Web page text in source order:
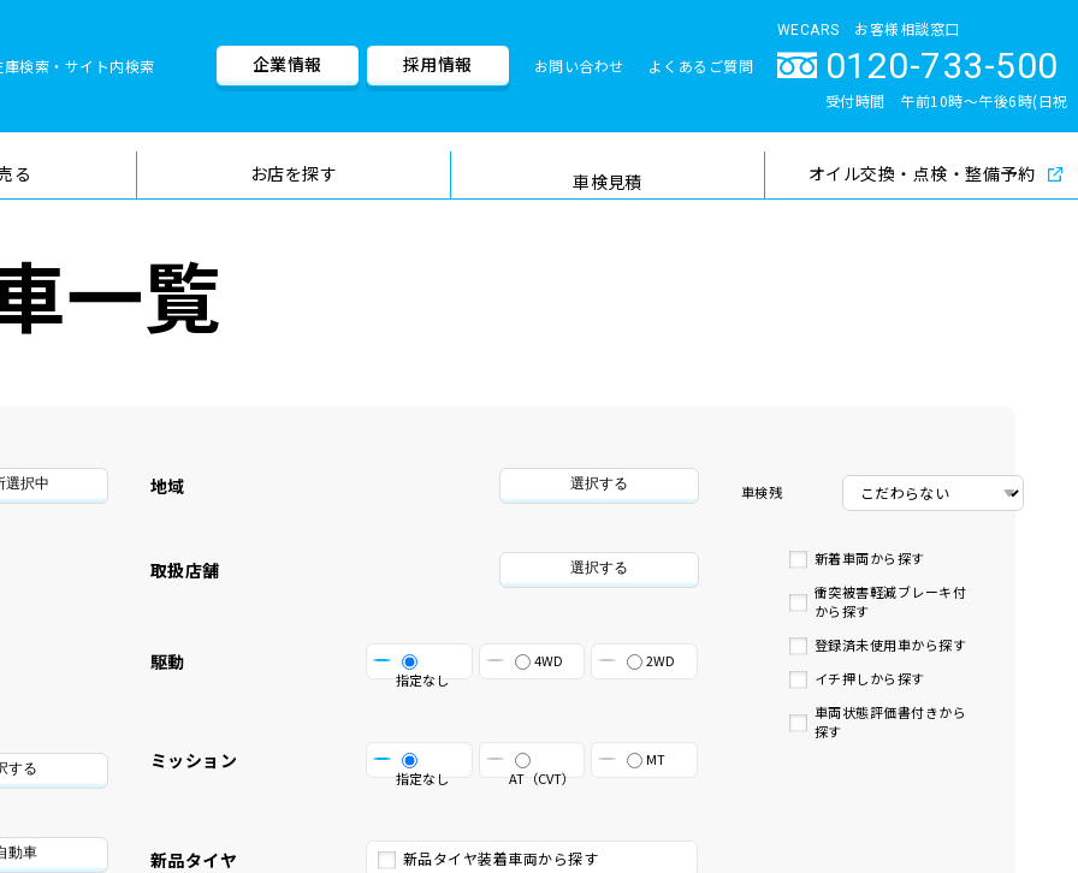
庫検索・サイト内検索
検索
企業情報 採用情報 お問い合わせ よくあるご質問
WECARS お客様相談窓口
0120-733-500
受付時間 午前10時〜午後6時(日祝
る お店を探す 車検見積
車検料金・メニュー 品質管理とサポート体制
オイル交換・点検・整備予約
一覧
選択中
する
動車
地域 選択する
取扱店舗 選択する
駆動
指定なし
4WD 2WD
ミッション
指定なし AT（CVT）
MT
新品タイヤ 新品タイヤ装着車両から探す
車検残
新着車両から探す
衝突被害軽減ブレーキ付
から探す
登録済未使用車から探す
イチ押しから探す
車両状態評価書付きから
探す